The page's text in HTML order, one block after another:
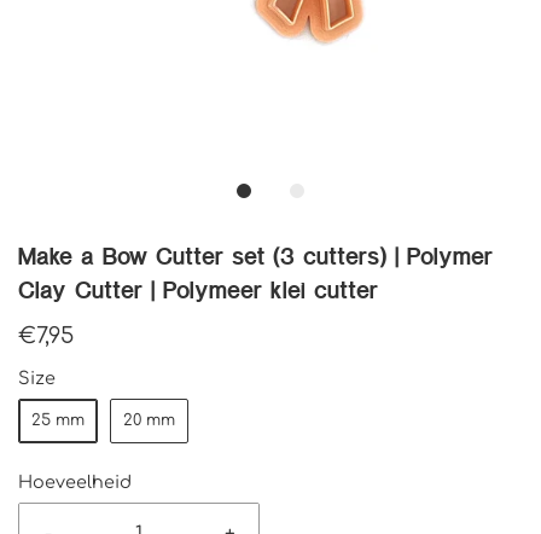
Make a Bow Cutter set (3 cutters) | Polymer
Clay Cutter | Polymeer klei cutter
€7,95
Size
25 mm 20 mm
Hoeveelheid